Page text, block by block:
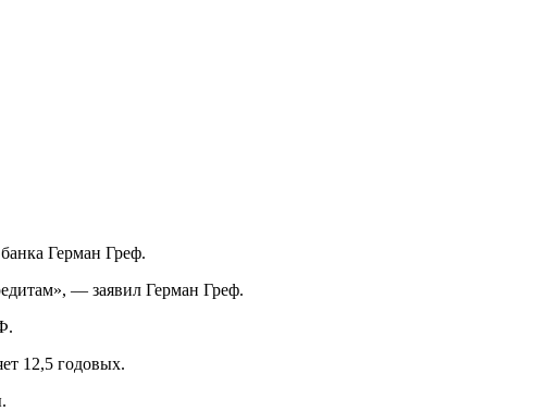
Герман Греф.
— заявил Герман Греф.
12,5 годовых.